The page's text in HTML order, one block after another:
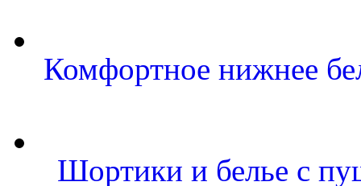
Комфортное нижнее
Шортики и белье с